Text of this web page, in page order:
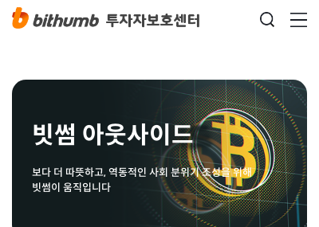
빗썸 아웃사이드
보다 더 따뜻하고, 역동적인 사회 분위기 조성을 위해
빗썸이 움직입니다